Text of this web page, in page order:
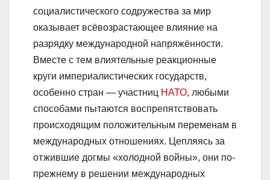
социалистического содружества за мир
оказывает всёвозрастающее влияние на
разрядку международной напряжённости.
Вместе с тем влиятельные реакционные
круги империалистических государств,
особенно стран — участниц НАТО, любыми
способами пытаются воспрепятствовать
происходящим положительным переменам в
международных отношениях. Цепляясь за
отжившие догмы «холодной войны», они по-
прежнему в решении международных